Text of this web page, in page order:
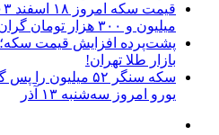
میلیون و ۳۰۰ هزار تومان گران شد
پشت‌پرده افزایش قیمت سکه؛
بازار طلا تهران!
سکه سنگر ۵۲
یورو امروز سه‌شنبه ۱۳ آذر